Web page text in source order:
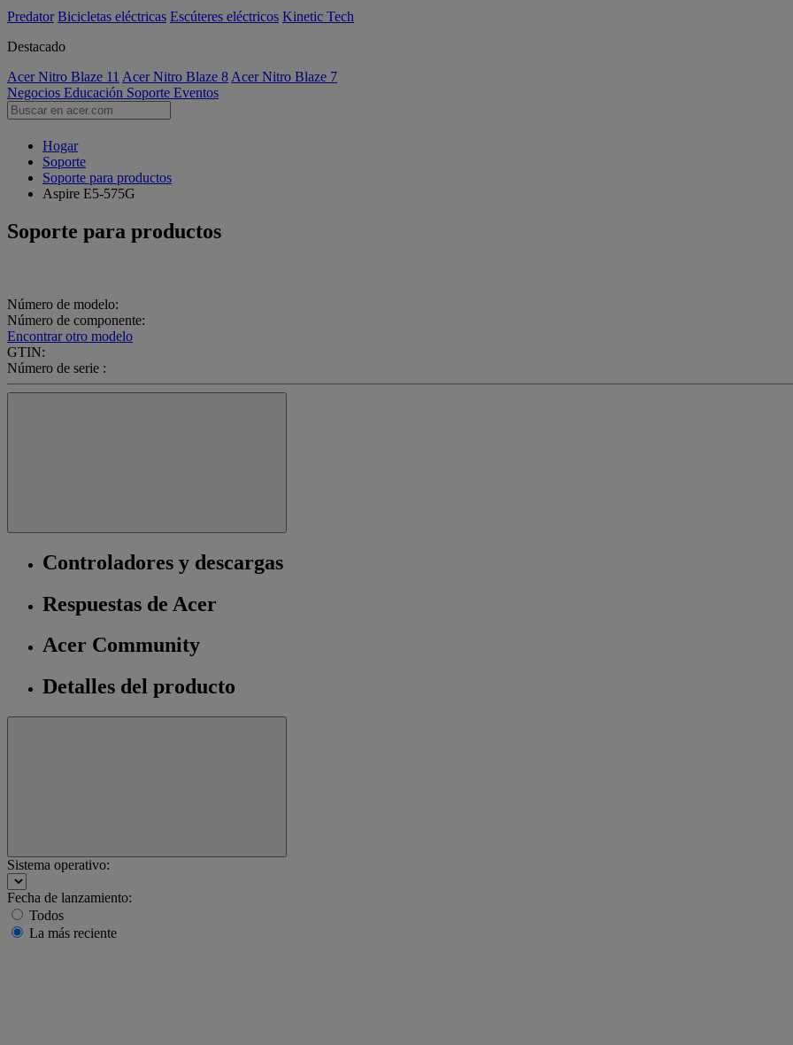
Predator Bicicletas eléctricas Escúteres eléctricos Kinetic Tech
Destacado
Acer Nitro Blaze 11 Acer Nitro Blaze 8 Acer Nitro Blaze 7
Negocios Educación Soporte Eventos
Hogar
Soporte
Soporte para productos
Aspire E5-575G
Soporte para productos
Número de modelo:
Número de componente:
Encontrar otro modelo
GTIN:
Número de serie :
Controladores y descargas
Respuestas de Acer
Acer Community
Detalles del producto
Sistema operativo:
Fecha de lanzamiento:
Todos
La más reciente